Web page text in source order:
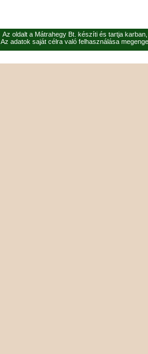
Az oldalt a Mátrahegy Bt. készíti és tartja
Az adatok saját célra való felhasználása